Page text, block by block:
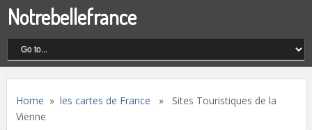
Notrebellefrance
Home » les cartes de France » Sites Touristiques de la
Vienne